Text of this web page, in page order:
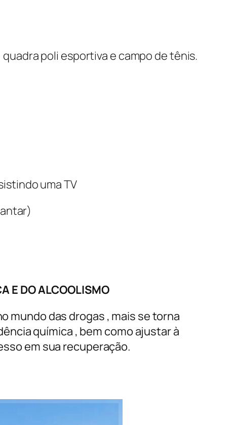
poli esportiva e campo de tênis.
uma TV
E DO ALCOOLISMO
mundo das drogas , mais se torna
química , bem como ajustar à
em sua recuperação.